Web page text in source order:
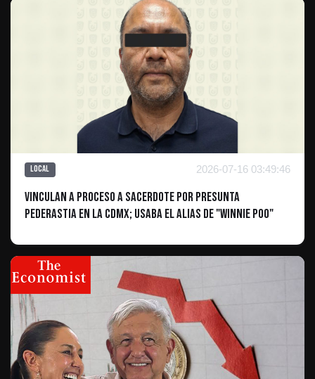
Local 2026-07-16 03:49:46
Vinculan a proceso a sacerdote por presunta
pederastia en la CDMX; usaba el alias de "Winnie Poo"